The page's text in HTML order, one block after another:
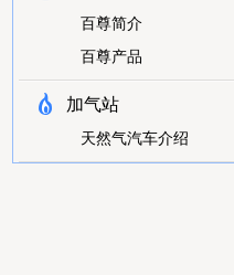
百尊简介
百尊产品
加气站
天然气汽车介绍